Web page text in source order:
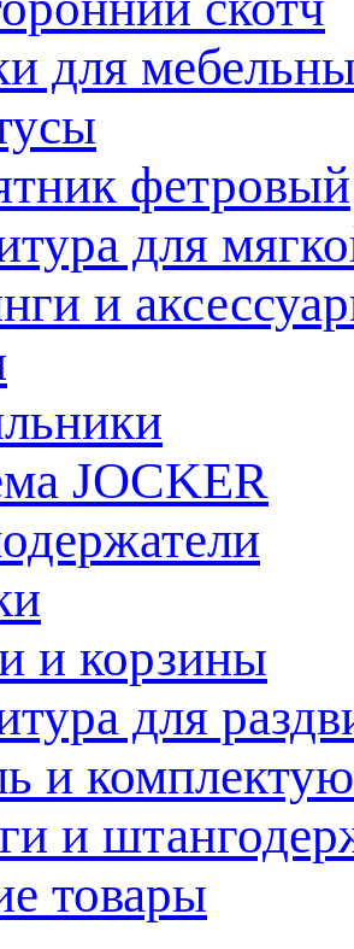
для
фетровый
для
и
JOCKER
и корзины
для
и
и
товары